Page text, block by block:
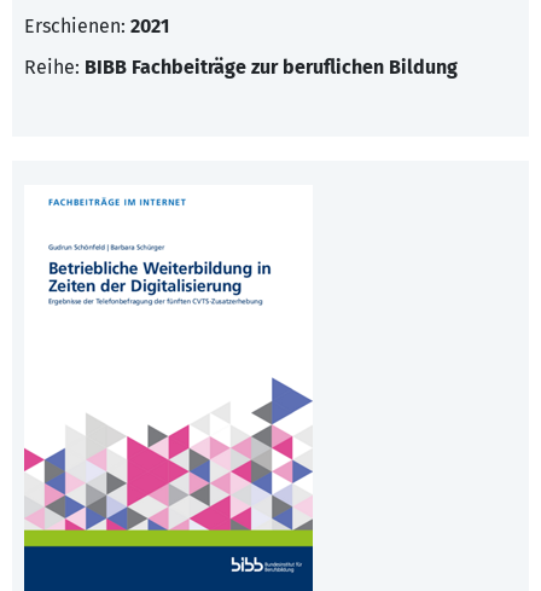
Erschienen: 2021
Reihe: BIBB Fachbeiträge zur beruflichen Bildung